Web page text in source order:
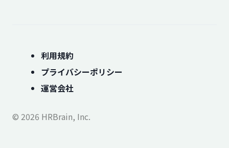
利用規約
プライバシーポリシー
運営会社
© 2026 HRBrain, Inc.